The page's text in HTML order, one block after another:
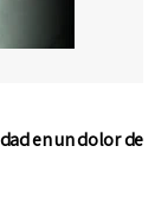
en un dolor de